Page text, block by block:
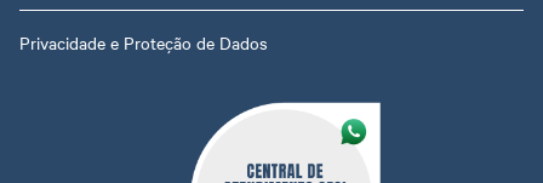
Privacidade e Proteção de Dados